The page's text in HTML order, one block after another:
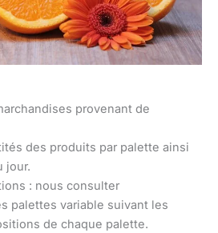
provenant de
des produits par palette ainsi
jour.
: nous consulter
palettes variable suivant les
de chaque palette.